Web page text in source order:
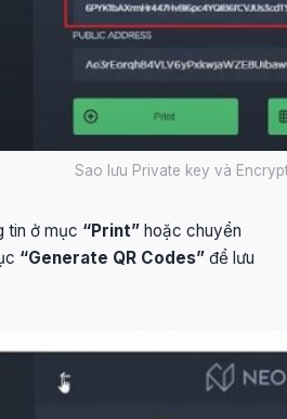
Sao lưu Private key và
tin ở mục “Print” hoặc chuyển
“Generate QR Codes” để lưu